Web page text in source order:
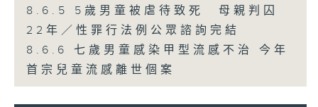
8.6.5 5歲男童被虐待致死 母親判囚
22年／性罪行法例公眾諮詢完結
8.6.6 七歲男童感染甲型流感不治 今年
首宗兒童流感離世個案